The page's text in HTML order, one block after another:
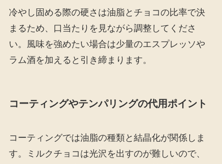
冷やし固める際の硬さは油脂とチョコの比率で決
まるため、口当たりを見ながら調整してくださ
い。風味を強めたい場合は少量のエスプレッソや
ラム酒を加えると引き締まります。
コーティングやテンパリングの代用ポイント
コーティングでは油脂の種類と結晶化が関係しま
す。ミルクチョコは光沢を出すのが難しいので、